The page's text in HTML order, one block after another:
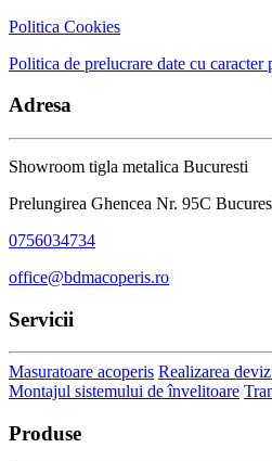
Politica Cookies
Politica de prelucrare date cu caracter
Adresa
Showroom tigla metalica Bucuresti
Prelungirea Ghencea Nr. 95C
0756034734
office@bdmacoperis.ro
Servicii
Masuratoare acoperis Realizarea
Montajul sistemului de învelitoare
Produse